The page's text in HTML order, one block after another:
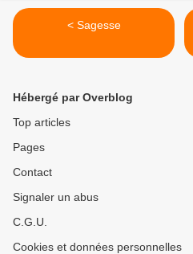
< Sagesse
Hébergé par Overblog
Top articles
Pages
Contact
Signaler un abus
C.G.U.
Cookies et données personnelles